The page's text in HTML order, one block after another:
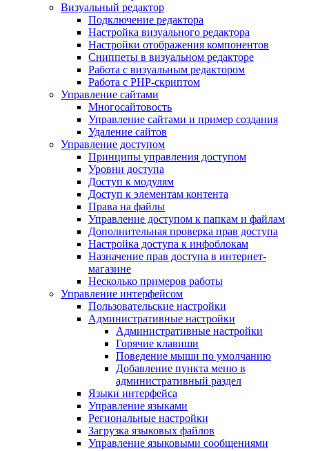
Визуальный редактор
Подключение редактора
Настройка визуального редактора
Настройки отображения компонентов
Сниппеты в визуальном редакторе
Работа с визуальным редактором
Работа с PHP-скриптом
Управление сайтами
Многосайтовость
Управление сайтами и пример создания
Удаление сайтов
Управление доступом
Принципы управления доступом
Уровни доступа
Доступ к модулям
Доступ к элементам контента
Права на файлы
Управление доступом к папкам и файлам
Дополнительная проверка прав доступа
Настройка доступа к инфоблокам
Назначение прав доступа в интернет-
магазине
Несколько примеров работы
Управление интерфейсом
Пользовательские настройки
Административные настройки
Административные настройки
Горячие клавиши
Поведение мыши по умолчанию
Добавление пункта меню в
административный раздел
Языки интерфейса
Управление языками
Региональные настройки
Загрузка языковых файлов
Управление языковыми сообщениями